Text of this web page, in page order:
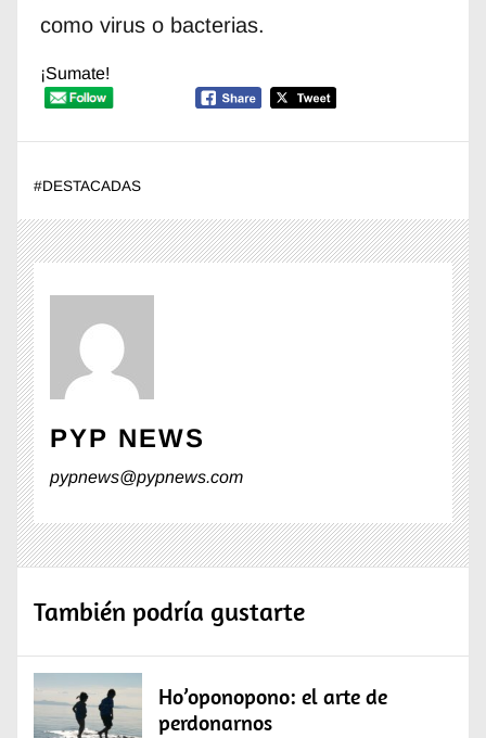
como virus o bacterias.
¡Sumate!
#DESTACADAS
PYP NEWS
pypnews@pypnews.com
También podría gustarte
Ho’oponopono: el arte de
perdonarnos